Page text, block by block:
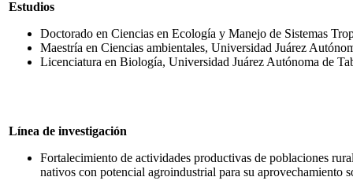
Estudios
Doctorado en Ciencias en Ecología y Manejo de Sistemas
Maestría en Ciencias ambientales, Universidad Juárez
Licenciatura en Biología, Universidad Juárez Autónoma de
Línea de investigación
Fortalecimiento de actividades productivas de poblaciones
nativos con potencial agroindustrial para su aprovechamiento